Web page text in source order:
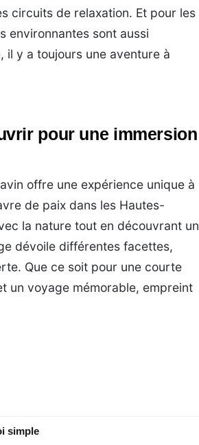
circuits de relaxation. Et pour les
environnantes sont aussi
il y a toujours une aventure à
pour une immersion
offre une expérience unique à
de paix dans les Hautes-
la nature tout en découvrant un
dévoile différentes facettes,
Que ce soit pour une courte
un voyage mémorable, empreint
simple